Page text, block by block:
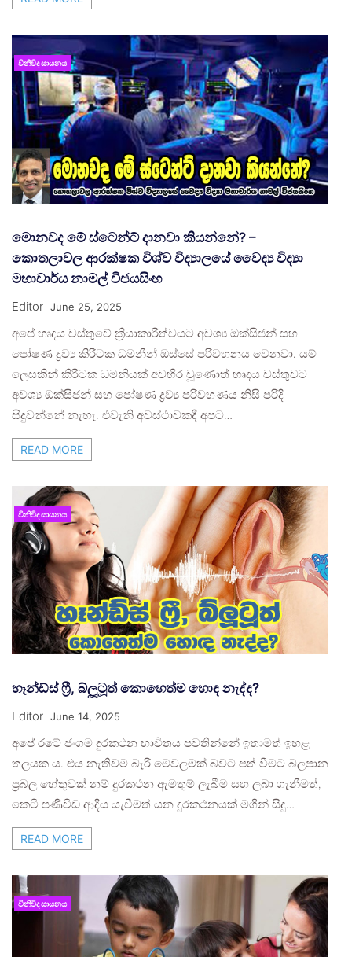
විනිවිද සායනය
මොනවද මේ ස්ටෙන්ට් දානවා කියන්නේ? –
කොතලාවල ආරක්ෂක විශ්ව විද්‍යාලයේ වෛද්‍ය විද්‍යා
මහාචාර්ය නාමල් විජයසිංහ
Editor June 25, 2025
අපේ හෘදය වස්තුවේ ක්‍රියාකාරීත්වයට අවශ්‍ය ඔක්සිජන් සහ
පෝෂණ ද්‍රව්‍ය කිරීටක ධමනීන් ඔස්සේ පරිවහනය වෙනවා. යම්
ලෙසකින් කිරිටක ධමනියක් අවහිර වූණොත් හෘදය වස්තුවට
අවශ්‍ය ඔක්සිජන් සහ පෝෂණ ද්‍රව්‍ය පරිවහණය නිසි පරිදි
සිදුවන්නේ නැහැ. එවැනි අවස්ථාවකදී අපට…
READ MORE
විනිවිද සායනය
හෑන්ඩ්ස් ෆ්‍රී, බ්ලූටූත් කොහෙත්ම හොඳ නැද්ද?
Editor June 14, 2025
අපේ රටේ ජංගම දුරකථන භාවිතය පවතින්නේ ඉතාමත් ඉහළ
තලයක ය. එය නැතිවම බැරි මෙවලමක් බවට පත් වීමට බලපාන
ප්‍රබල හේතුවක් නම් දුරකථන ඇමතුම් ලැබීම සහ ලබා ගැනීමත්,
කෙටි පණිවිඩ ආදිය යැවීමත් යන දුරකථනයක් මගින් සිදු…
READ MORE
විනිවිද සායනය